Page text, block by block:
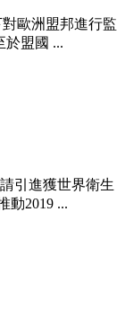
歐洲盟邦進行監
於盟國 ...
引進獲世界衛生
動2019 ...